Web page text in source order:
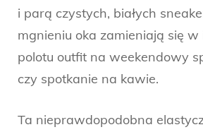
i parą czystych, białych
mgnieniu oka zamieniają się w
polotu outfit na weekendowy
czy spotkanie na kawie.
Ta nieprawdopodobna